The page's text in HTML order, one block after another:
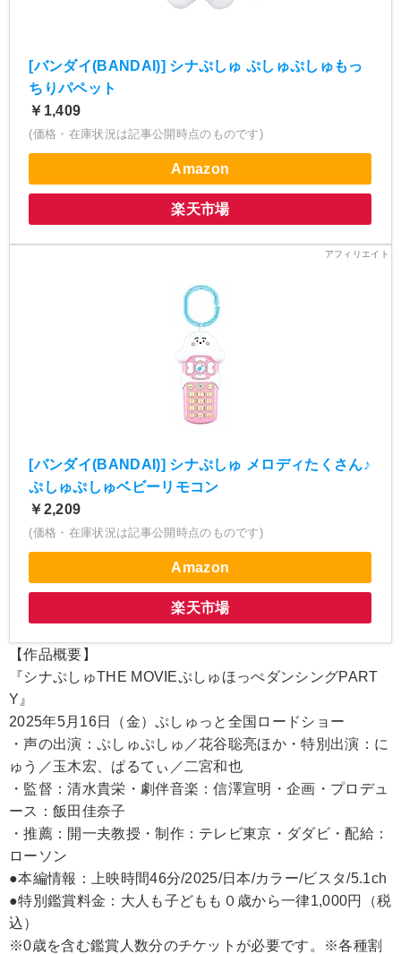
[バンダイ(BANDAI)] シナぷしゅ ぷしゅぷしゅもっ
ちりパペット
￥1,409
(価格・在庫状況は記事公開時点のものです)
Amazon
楽天市場
[バンダイ(BANDAI)] シナぷしゅ メロディたくさん♪
ぷしゅぷしゅベビーリモコン
￥2,209
(価格・在庫状況は記事公開時点のものです)
Amazon
楽天市場
【作品概要】
『シナぷしゅTHE MOVIEぷしゅほっぺダンシングPART
Y』
2025年5月16日（金）ぷしゅっと全国ロードショー
・声の出演：ぷしゅぷしゅ／花谷聡亮ほか・特別出演：に
ゅう／玉木宏、ぱるてぃ／二宮和也
・監督：清水貴栄・劇伴音楽：信澤宣明・企画・プロデュ
ース：飯田佳奈子
・推薦：開一夫教授・制作：テレビ東京・ダダビ・配給：
ローソン
●本編情報：上映時間46分/2025/日本/カラー/ビスタ/5.1ch
●特別鑑賞料金：大人も子どもも０歳から一律1,000円（税
込）
※0歳を含む鑑賞人数分のチケットが必要です。※各種割